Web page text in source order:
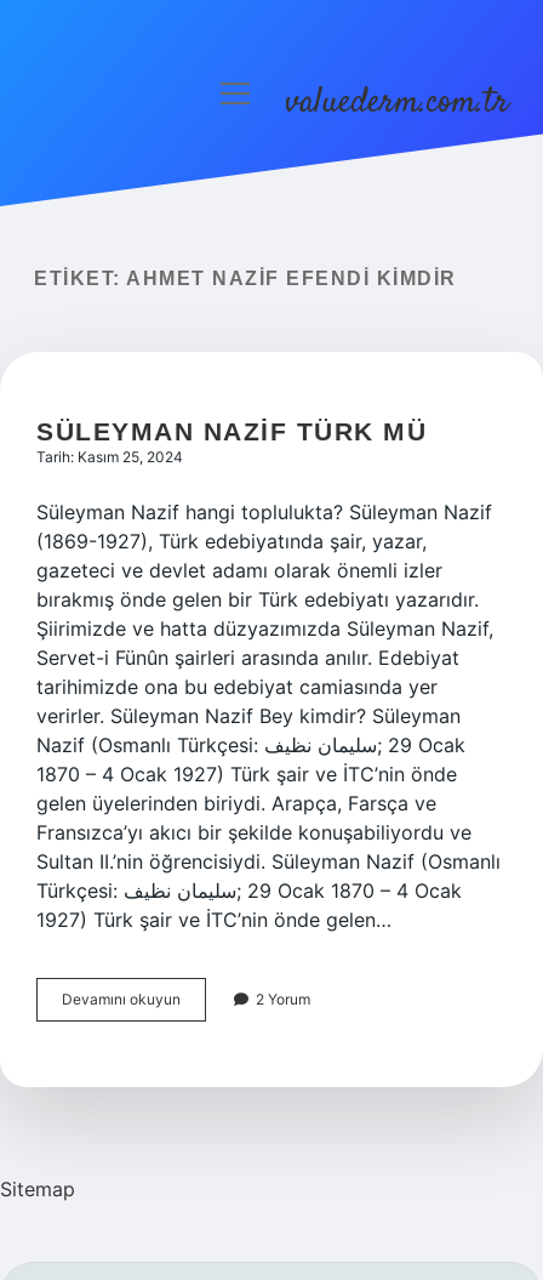
Yasal Uyarı
menüyüvaluederm.com.tr
ETIKET: AHMET NAZIF EFENDI KIMDIR
SÜLEYMAN NAZIF TÜRK MÜ
Tarih: Kasım 25, 2024
Süleyman Nazif hangi toplulukta? Süleyman Nazif
(1869-1927), Türk edebiyatında şair, yazar,
gazeteci ve devlet adamı olarak önemli izler
bırakmış önde gelen bir Türk edebiyatı yazarıdır.
Şiirimizde ve hatta düzyazımızda Süleyman Nazif,
Servet-i Fünûn şairleri arasında anılır. Edebiyat
tarihimizde ona bu edebiyat camiasında yer
verirler. Süleyman Nazif Bey kimdir? Süleyman
Nazif (Osmanlı Türkçesi: سلیمان نظیف;‎ 29 Ocak
1870 – 4 Ocak 1927) Türk şair ve İTC’nin önde
gelen üyelerinden biriydi. Arapça, Farsça ve
Fransızca’yı akıcı bir şekilde konuşabiliyordu ve
Sultan II.’nin öğrencisiydi. Süleyman Nazif (Osmanlı
Türkçesi: سلیمان نظیف;‎ 29 Ocak 1870 – 4 Ocak
1927) Türk şair ve İTC’nin önde gelen…
Devamını okuyun Süleyman
Nazif
2 Yorum
Sitemap